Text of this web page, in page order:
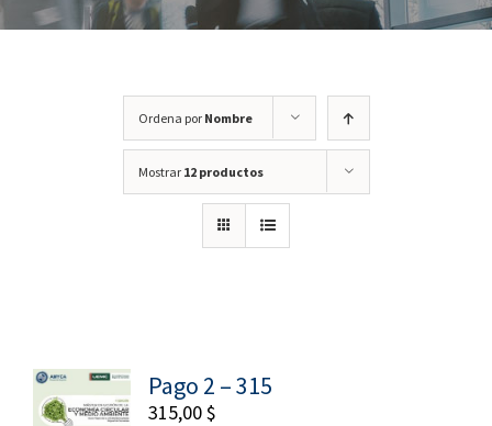
Ordena por Nombre
Mostrar 12 productos
Pago 2 – 315
315,00$